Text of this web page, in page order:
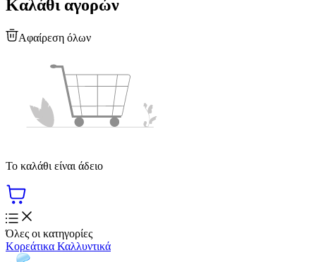
Καλάθι αγορών
Αφαίρεση όλων
Το καλάθι είναι άδειο
Όλες οι κατηγορίες
Κορεάτικα Καλλυντικά